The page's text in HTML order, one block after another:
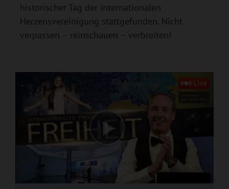
historischer Tag der internationalen
Herzensvereinigung stattgefunden. Nicht
verpassen – reinschauen – verbreiten!